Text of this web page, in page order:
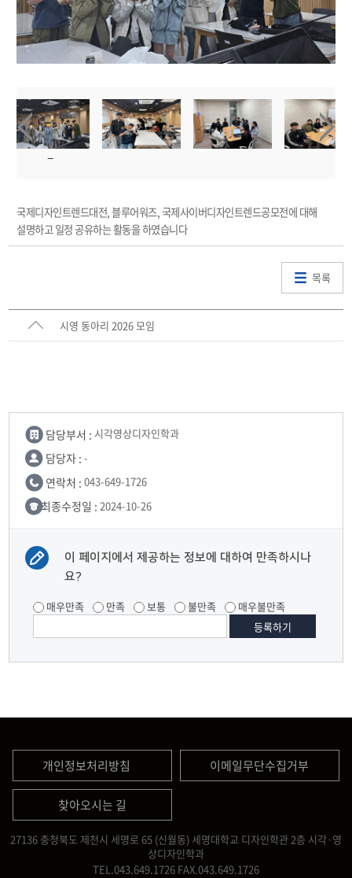
국제디자인트렌드대전, 블루어워즈, 국제사이버디자인트렌드공모전에 대해
설명하고 일정 공유하는 활동을 하였습니다
목록
시영 동아리 2026 모임
담당부서 : 시각영상디자인학과
담당자 : -
연락처 : 043-649-1726
최종수정일 : 2024-10-26
이 페이지에서 제공하는 정보에 대하여 만족하시나
요?
매우만족 만족 보통 불만족 매우불만족
개인정보처리방침 이메일무단수집거부
찾아오시는 길
27136 충청북도 제천시 세명로 65 (신월동) 세명대학교 디자인학관 2층 시각·영
상디자인학과
TEL.043.649.1726 FAX.043.649.1726